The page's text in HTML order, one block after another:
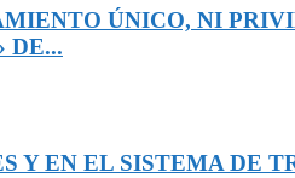
ÚNICO, NI
DE...
Y EN EL SISTEMA DE